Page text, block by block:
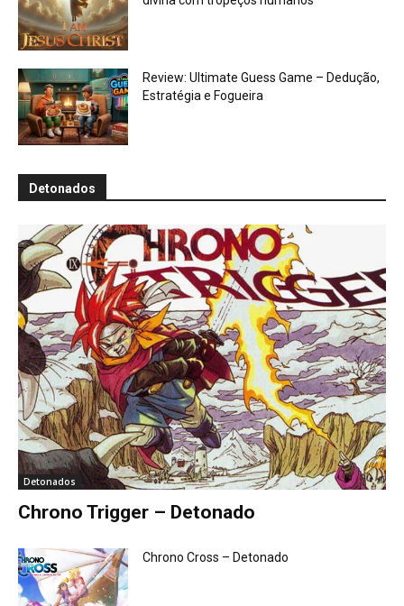
Review: Ultimate Guess Game – Dedução,
Estratégia e Fogueira
Detonados
Detonados
Chrono Trigger – Detonado
Chrono Cross – Detonado